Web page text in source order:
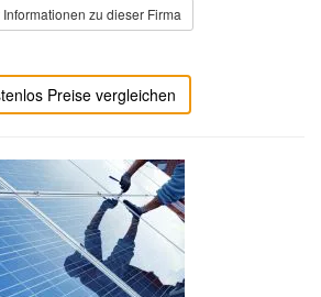
Informationen zu dieser Firma
Preise vergleichen